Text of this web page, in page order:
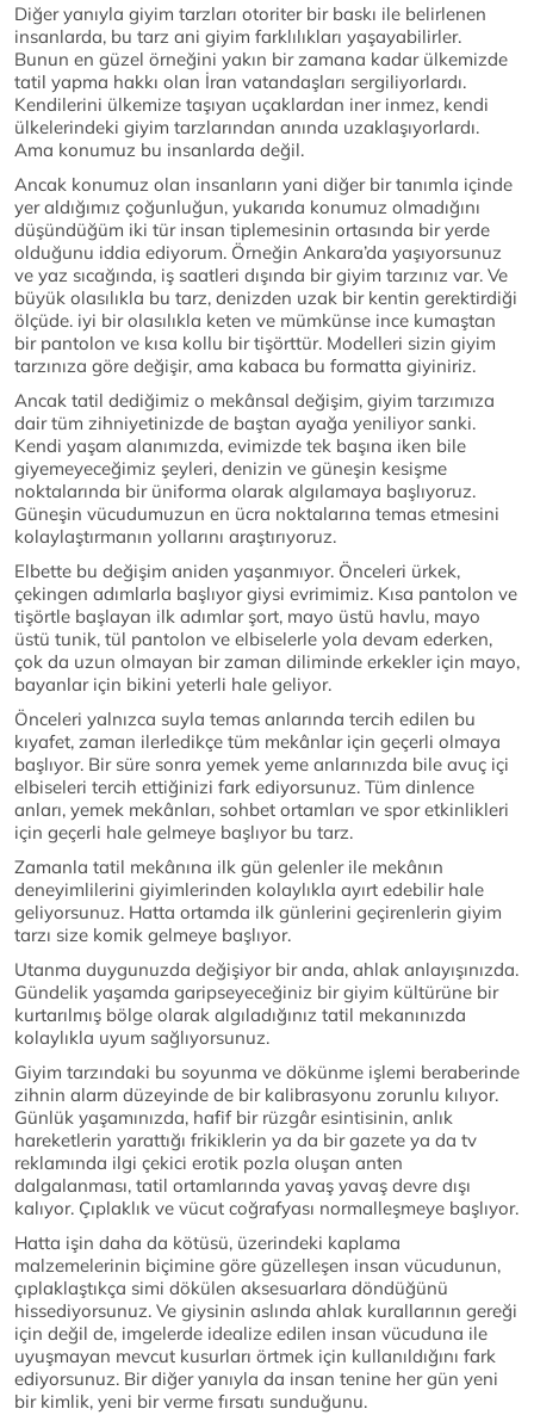
Diğer yanıyla giyim tarzları otoriter bir baskı ile belirlenen
insanlarda, bu tarz ani giyim farklılıkları yaşayabilirler.
Bunun en güzel örneğini yakın bir zamana kadar ülkemizde
tatil yapma hakkı olan İran vatandaşları sergiliyorlardı.
Kendilerini ülkemize taşıyan uçaklardan iner inmez, kendi
ülkelerindeki giyim tarzlarından anında uzaklaşıyorlardı.
Ama konumuz bu insanlarda değil.
Ancak konumuz olan insanların yani diğer bir tanımla içinde
yer aldığımız çoğunluğun, yukarıda konumuz olmadığını
düşündüğüm iki tür insan tiplemesinin ortasında bir yerde
olduğunu iddia ediyorum. Örneğin Ankara’da yaşıyorsunuz
ve yaz sıcağında, iş saatleri dışında bir giyim tarzınız var. Ve
büyük olasılıkla bu tarz, denizden uzak bir kentin gerektirdiği
ölçüde. iyi bir olasılıkla keten ve mümkünse ince kumaştan
bir pantolon ve kısa kollu bir tişörttür. Modelleri sizin giyim
tarzınıza göre değişir, ama kabaca bu formatta giyiniriz.
Ancak tatil dediğimiz o mekânsal değişim, giyim tarzımıza
dair tüm zihniyetinizde de baştan ayağa yeniliyor sanki.
Kendi yaşam alanımızda, evimizde tek başına iken bile
giyemeyeceğimiz şeyleri, denizin ve güneşin kesişme
noktalarında bir üniforma olarak algılamaya başlıyoruz.
Güneşin vücudumuzun en ücra noktalarına temas etmesini
kolaylaştırmanın yollarını araştırıyoruz.
Elbette bu değişim aniden yaşanmıyor. Önceleri ürkek,
çekingen adımlarla başlıyor giysi evrimimiz. Kısa pantolon ve
tişörtle başlayan ilk adımlar şort, mayo üstü havlu, mayo
üstü tunik, tül pantolon ve elbiselerle yola devam ederken,
çok da uzun olmayan bir zaman diliminde erkekler için mayo,
bayanlar için bikini yeterli hale geliyor.
Önceleri yalnızca suyla temas anlarında tercih edilen bu
kıyafet, zaman ilerledikçe tüm mekânlar için geçerli olmaya
başlıyor. Bir süre sonra yemek yeme anlarınızda bile avuç içi
elbiseleri tercih ettiğinizi fark ediyorsunuz. Tüm dinlence
anları, yemek mekânları, sohbet ortamları ve spor etkinlikleri
için geçerli hale gelmeye başlıyor bu tarz.
Zamanla tatil mekânına ilk gün gelenler ile mekânın
deneyimlilerini giyimlerinden kolaylıkla ayırt edebilir hale
geliyorsunuz. Hatta ortamda ilk günlerini geçirenlerin giyim
tarzı size komik gelmeye başlıyor.
Utanma duygunuzda değişiyor bir anda, ahlak anlayışınızda.
Gündelik yaşamda garipseyeceğiniz bir giyim kültürüne bir
kurtarılmış bölge olarak algıladığınız tatil mekanınızda
kolaylıkla uyum sağlıyorsunuz.
Giyim tarzındaki bu soyunma ve dökünme işlemi beraberinde
zihnin alarm düzeyinde de bir kalibrasyonu zorunlu kılıyor.
Günlük yaşamınızda, hafif bir rüzgâr esintisinin, anlık
hareketlerin yarattığı frikiklerin ya da bir gazete ya da tv
reklamında ilgi çekici erotik pozla oluşan anten
dalgalanması, tatil ortamlarında yavaş yavaş devre dışı
kalıyor. Çıplaklık ve vücut coğrafyası normalleşmeye başlıyor.
Hatta işin daha da kötüsü, üzerindeki kaplama
malzemelerinin biçimine göre güzelleşen insan vücudunun,
çıplaklaştıkça simi dökülen aksesuarlara döndüğünü
hissediyorsunuz. Ve giysinin aslında ahlak kurallarının gereği
için değil de, imgelerde idealize edilen insan vücuduna ile
uyuşmayan mevcut kusurları örtmek için kullanıldığını fark
ediyorsunuz. Bir diğer yanıyla da insan tenine her gün yeni
bir kimlik, yeni bir verme fırsatı sunduğunu.